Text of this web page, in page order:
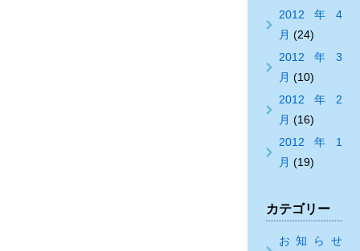
2012年4
月 (24)
2012年3
月 (10)
2012年2
月 (16)
2012年1
月 (19)
カテゴリー
お知らせ